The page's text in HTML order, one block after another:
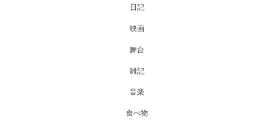
日記
映画
舞台
雑記
音楽
食べ物